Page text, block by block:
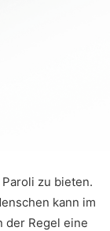
zu bieten.
kann im
der Regel eine